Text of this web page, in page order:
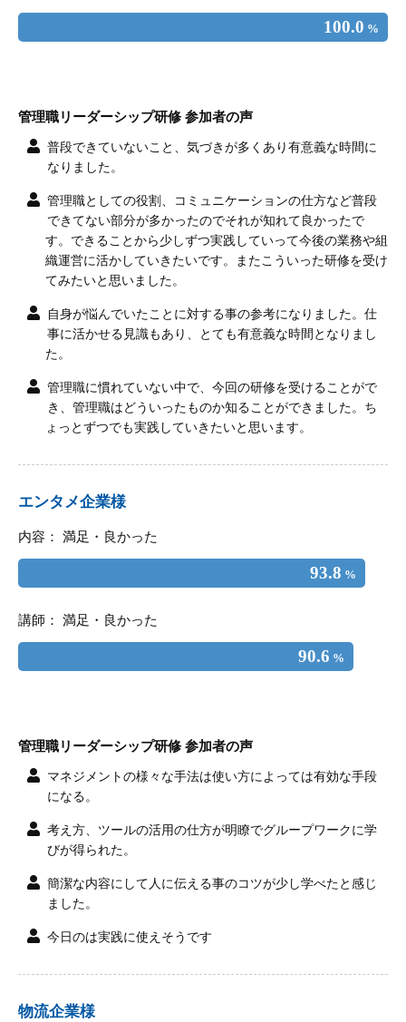
100.0 %
管理職リーダーシップ研修 参加者の声
普段できていないこと、気づきが多くあり有意義な時間に
なりました。
管理職としての役割、コミュニケーションの仕方など普段
できてない部分が多かったのでそれが知れて良かったで
す。できることから少しずつ実践していって今後の業務や組
織運営に活かしていきたいです。またこういった研修を受け
てみたいと思いました。
自身が悩んでいたことに対する事の参考になりました。仕
事に活かせる見識もあり、とても有意義な時間となりまし
た。
管理職に慣れていない中で、今回の研修を受けることがで
き、管理職はどういったものか知ることができました。ち
ょっとずつでも実践していきたいと思います。
エンタメ企業様
内容： 満足・良かった
93.8 %
講師： 満足・良かった
90.6 %
管理職リーダーシップ研修 参加者の声
マネジメントの様々な手法は使い方によっては有効な手段
になる。
考え方、ツールの活用の仕方が明瞭でグループワークに学
びが得られた。
簡潔な内容にして人に伝える事のコツが少し学べたと感じ
ました。
今日のは実践に使えそうです
物流企業様